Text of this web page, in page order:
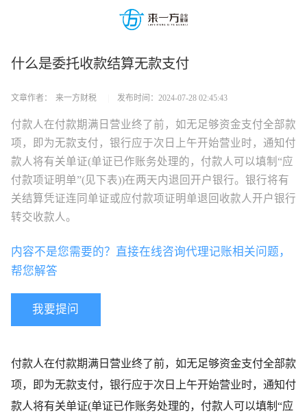
什么是委托收款结算无款支付
文章作者： 来一方财税 发布时间：2024-07-28 02:45:43
付款人在付款期满日营业终了前，如无足够资金支付全部款
项，即为无款支付，银行应于次日上午开始营业时，通知付
款人将有关单证(单证已作账务处理的，付款人可以填制“应
付款项证明单”(见下表))在两天内退回开户银行。银行将有
关结算凭证连同单证或应付款项证明单退回收款人开户银行
转交收款人。
我要提问
内容不是您需要的？直接在线咨询代理记账相关问题，
帮您解答
付款人在付款期满日营业终了前，如无足够资金支付全部款
项，即为无款支付，银行应于次日上午开始营业时，通知付
款人将有关单证(单证已作账务处理的，付款人可以填制“应